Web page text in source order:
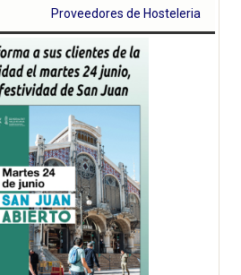
Este nuevo de
Sistema
Informático de
Facturación, que
permitirá la
verificación y
automatizado de
las facturas a la
Tributaria, será
obligatorio a
partir de enero
Proveedores de Hosteleria